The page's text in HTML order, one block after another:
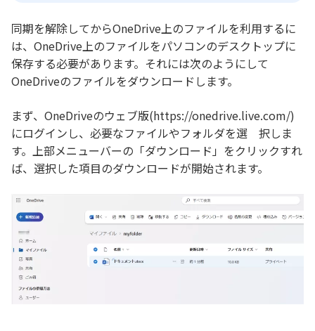
同期を解除してからOneDrive上のファイルを利用するに
は、OneDrive上のファイルをパソコンのデスクトップに
保存する必要があります。それには次のようにして
OneDriveのファイルをダウンロードします。
まず、OneDriveのウェブ版(https://onedrive.live.com/)
にログインし、必要なファイルやフォルダを選 択しま
す。上部メニューバーの「ダウンロード」をクリックすれ
ば、選択した項目のダウンロードが開始されます。